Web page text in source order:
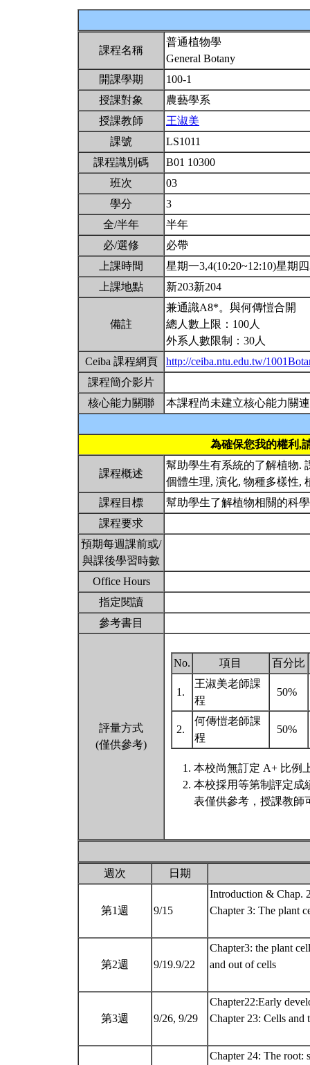
課程名稱
普通植物學
General Botany
開課學期
100-1
授課對象
農藝學系
授課教師
王淑美
課號
LS1011
課程識別碼
B01 10300
班次
03
學分
3
全/半年
半年
必/選修
必帶
上課時間
星期一3,4(10:20~12:10)星期
上課地點
新203新204
備註
兼通識A8*。與何傳愷合開
總人數上限：100人
外系人數限制：30人
Ceiba 課程網頁
http://ceiba.ntu.edu.tw/
課程簡介影片
核心能力關聯
本課程尚未建立核心能力關連
為確保您我的權利,
課程概述
幫助學生有系統的了解植物.
個體生理, 演化, 物種多樣性,
課程目標
幫助學生了解植物相關的科
課程要求
預期每週課前或/
與課後學習時數
Office Hours
指定閱讀
參考書目
評量方式
(僅供參考)
No. 項目 百分比
1.
王淑美老師課
程
50%
2.
何傳愷老師課
程
50%
本校尚無訂定 A+ 比例
本校採用等第制評定成
表僅供參考，授課教師
週次 日期
第1週 9/15
Introduction & Chap.
Chapter 3: The plant
第2週 9/19.9/22
Chapter3: the plant
and out of cells
第3週 9/26, 9/29
Chapter22:Early
Chapter 23: Cells and
Chapter 24: The root: